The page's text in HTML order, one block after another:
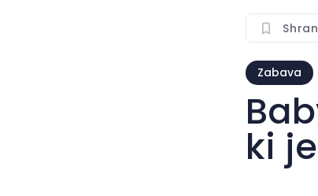
Zabava
ki